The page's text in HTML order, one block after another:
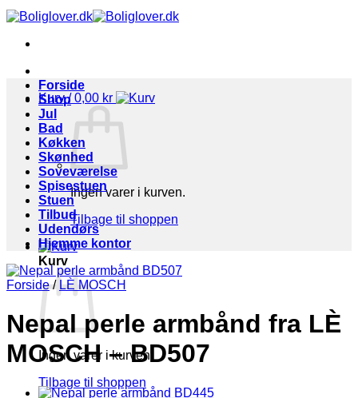
Kurv /0,00 kr
Ingen varer i kurven.
Tilbage til shoppen
Kurv
Ingen varer i kurven.
Tilbage til shoppen
Forside
Shop
Jul
Bad
Køkken
Skønhed
Soveværelse
Spisestuen
Stuen
Tilbud
Udendørs
Hjemme kontor
Forside / LÈ MOSCH
Nepal perle armbånd fra LÈ
MOSCH – BD507